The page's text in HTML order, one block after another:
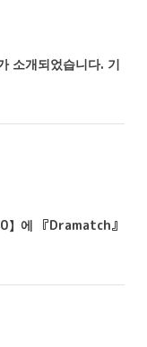
개되었습니다. 기
】에 『Dramatch』